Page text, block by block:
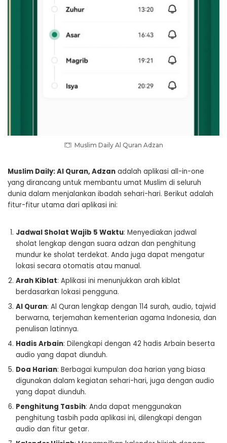
Muslim Daily Al Quran Adzan
Muslim Daily: Al Quran, Adzan adalah aplikasi all-in-one
yang dirancang untuk membantu umat Muslim di seluruh
dunia dalam menjalankan ibadah sehari-hari. Berikut adalah
fitur-fitur utama dari aplikasi ini:
Jadwal Sholat Wajib 5 Waktu: Menyediakan jadwal
sholat lengkap dengan suara adzan dan penghitung
mundur ke sholat terdekat. Anda juga dapat mengatur
lokasi secara otomatis atau manual.
Arah Kiblat: Aplikasi ini menunjukkan arah kiblat
berdasarkan lokasi pengguna.
Al Quran: Al Quran lengkap dengan 114 surah, audio, tajwid
berwarna, terjemahan kementerian agama Indonesia, dan
penulisan latinnya.
Hadis Arbain: Dilengkapi dengan 42 hadis Arbain beserta
audio yang dapat diunduh.
Doa Harian: Berbagai kumpulan doa harian yang biasa
digunakan dalam kegiatan sehari-hari, juga dengan audio
yang dapat diunduh.
Penghitung Tasbih: Anda dapat menggunakan
penghitung tasbih pada aplikasi ini, dilengkapi dengan
audio dan fitur getar.